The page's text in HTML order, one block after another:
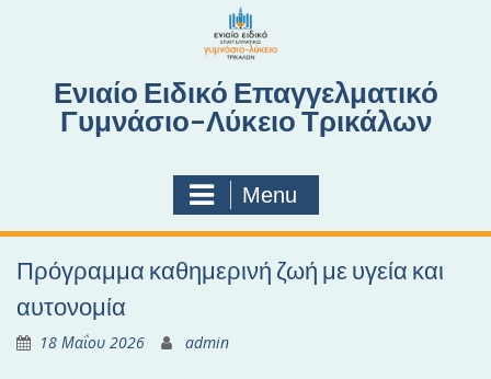
Ενιαίο Ειδικό Επαγγελματικό
Γυμνάσιο-Λύκειο Τρικάλων
Menu
Πρόγραμμα καθημερινή ζωή με υγεία και
αυτονομία
18 Μαΐου 2026 admin